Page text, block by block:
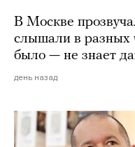
В Москве
слышали в разных
было — не знает
день назад